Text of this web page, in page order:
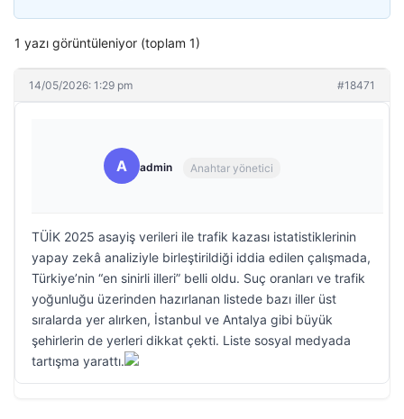
1 yazı görüntüleniyor (toplam 1)
14/05/2026: 1:29 pm #18471
A admin Anahtar yönetici
TÜİK 2025 asayiş verileri ile trafik kazası istatistiklerinin
yapay zekâ analiziyle birleştirildiği iddia edilen çalışmada,
Türkiye’nin “en sinirli illeri” belli oldu. Suç oranları ve trafik
yoğunluğu üzerinden hazırlanan listede bazı iller üst
sıralarda yer alırken, İstanbul ve Antalya gibi büyük
şehirlerin de yerleri dikkat çekti. Liste sosyal medyada
tartışma yarattı.